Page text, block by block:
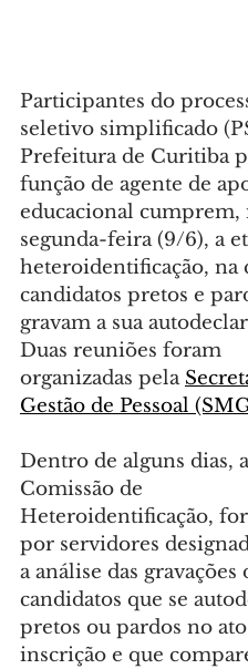
Participantes do
seletivo simplificado
Prefeitura de Curitiba
função de agente de
educacional cumprem,
segunda-feira (9/6), a
heteroidentificação, na
candidatos pretos e
gravam a sua
Duas reuniões foram
organizadas pela
Gestão de Pessoal
Dentro de alguns dias,
Comissão de
Heteroidentificação,
por servidores
a análise das gravações
candidatos que se
pretos ou pardos no
inscrição e que